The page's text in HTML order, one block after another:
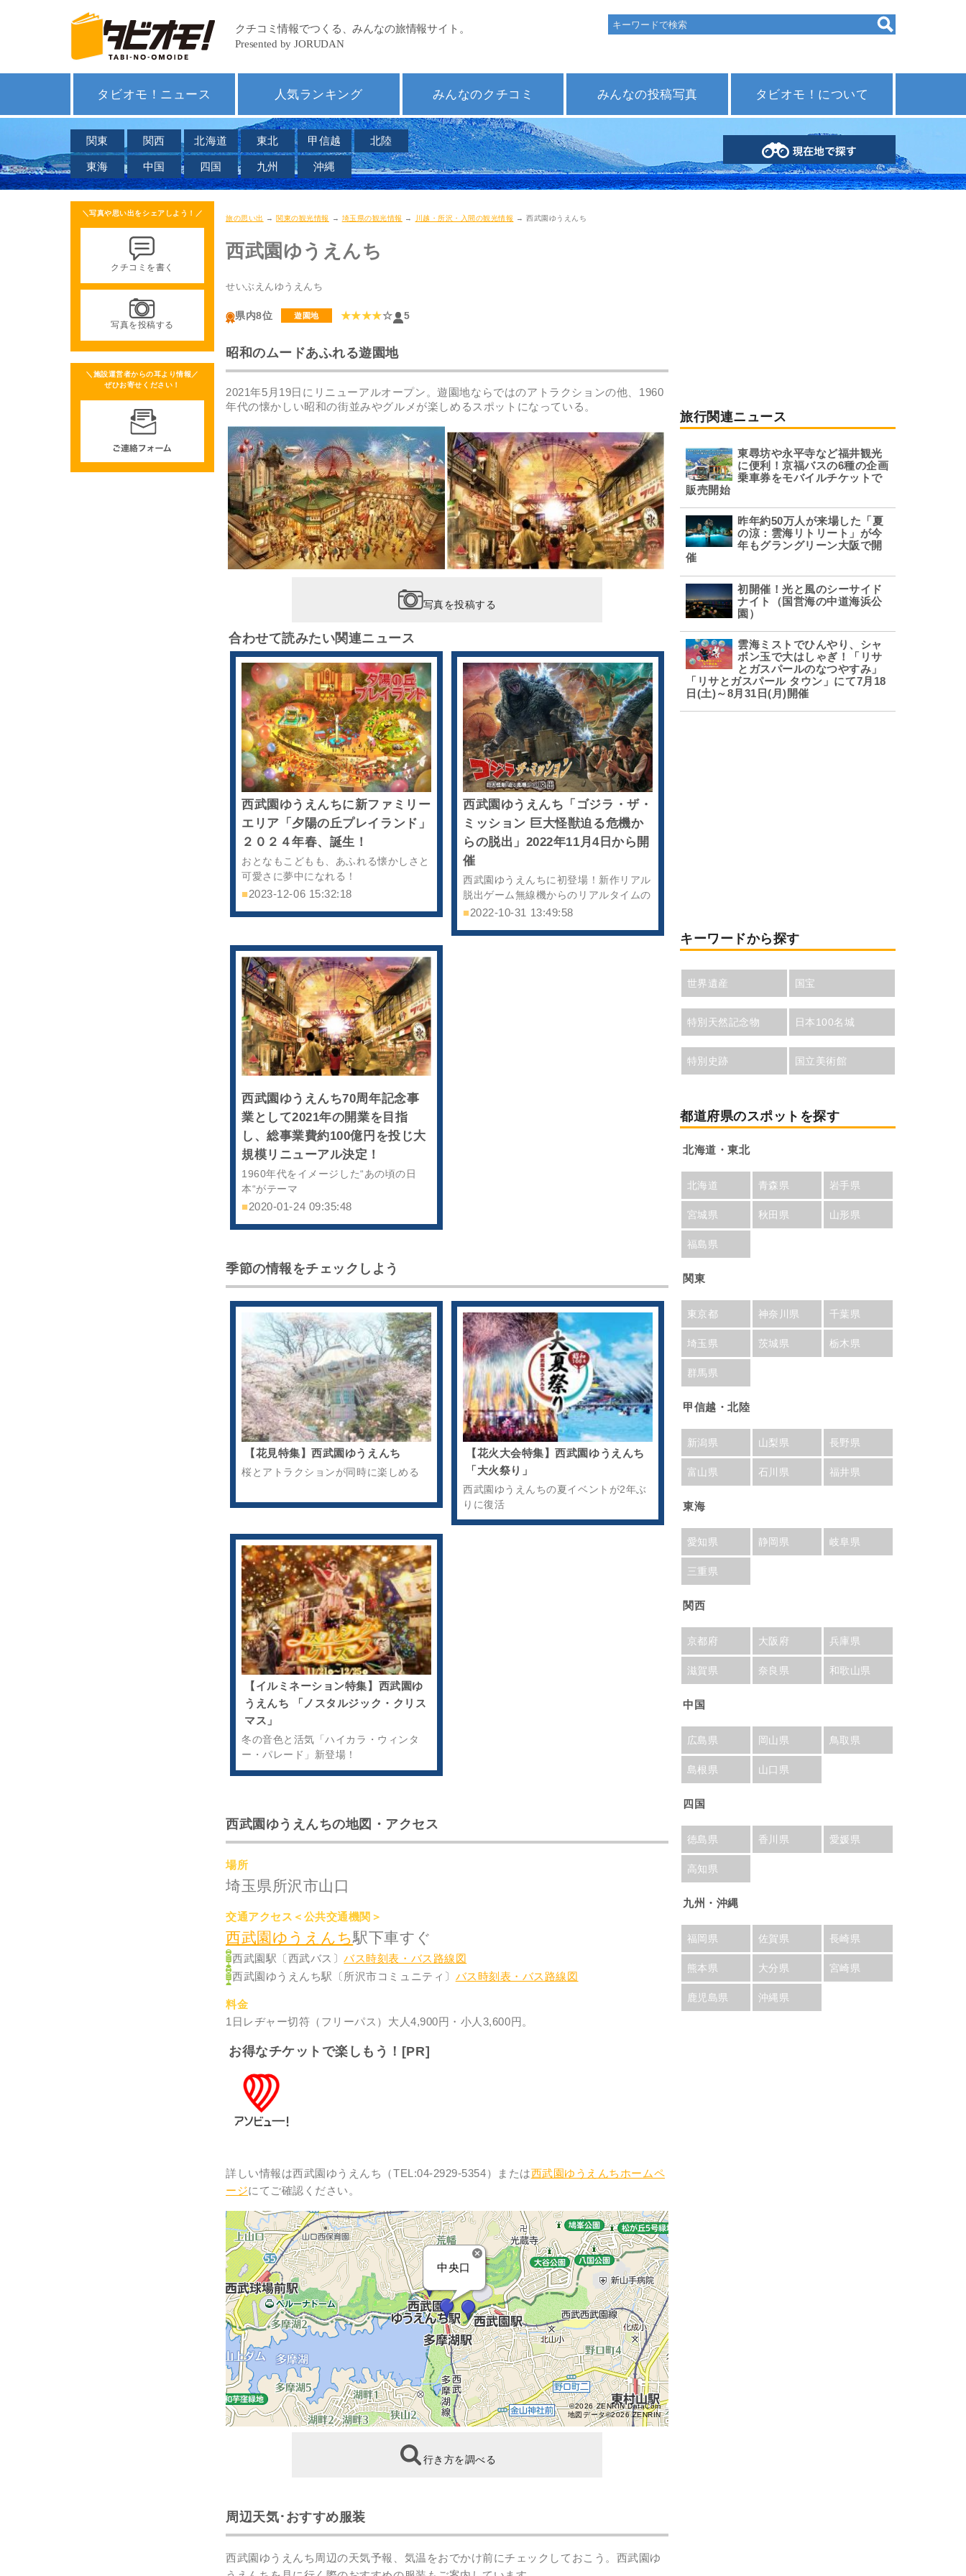
タビオモ！ニュース 人気ランキング みんなのクチコミ みんなの投稿写真 タビオモ！について
関東 関西 北海道 東北 甲信越 北陸
東海 中国 四国 九州 沖縄
旅の思い出 → 関東の観光情報 → 埼玉県の観光情報 → 川越・所沢・入間の観光情報 → 西武園ゆうえんち
西武園ゆうえんち
せいぶえんゆうえんち
県内8位 遊園地 ★★★★☆ 5
昭和のムードあふれる遊園地
2021年5月19日にリニューアルオープン。遊園地ならではのアトラクションの他、1960
年代の懐かしい昭和の街並みやグルメが楽しめるスポットになっている。
写真を投稿する
合わせて読みたい関連ニュース
西武園ゆうえんちに新ファミリー
エリア「夕陽の丘プレイランド」
２０２４年春、誕生！
おとなもこどもも、あふれる懐かしさと
可愛さに夢中になれる！
■2023-12-06 15:32:18
西武園ゆうえんち「ゴジラ・ザ・
ミッション 巨大怪獣迫る危機か
らの脱出」2022年11月4日から開
催
西武園ゆうえんちに初登場！新作リアル
脱出ゲーム無線機からのリアルタイムの
指示をもとに迫りくる危機からの脱出を
■2022-10-31 13:49:58
西武園ゆうえんち70周年記念事
業として2021年の開業を目指
し、総事業費約100億円を投じ大
規模リニューアル決定！
1960年代をイメージした“あの頃の日
本“がテーマ
■2020-01-24 09:35:48
季節の情報をチェックしよう
【花見特集】西武園ゆうえんち
桜とアトラクションが同時に楽しめる
【花火大会特集】西武園ゆうえんち
「大火祭り」
西武園ゆうえんちの夏イベントが2年ぶ
りに復活
【イルミネーション特集】西武園ゆ
うえんち 「ノスタルジック・クリス
マス」
冬の音色と活気「ハイカラ・ウィンタ
ー・パレード」新登場！
西武園ゆうえんちの地図・アクセス
場所
埼玉県所沢市山口
交通アクセス＜公共交通機関＞
西武園ゆうえんち駅下車すぐ
西武園駅〔西武バス〕バス時刻表・バス路線図
西武園ゆうえんち駅〔所沢市コミュニティ〕 バス時刻表・バス路線図
料金
1日レヂャー切符（フリーパス）大人4,900円・小人3,600円。
お得なチケットで楽しもう！ [PR]
詳しい情報は西武園ゆうえんち（TEL:04-2929-5354）または西武園ゆうえんちホームペ
ージにてご確認ください。
中央口
©2026 ZENRIN DataCom
地図データ©2026 ZENRIN
行き方を調べる
周辺天気･おすすめ服装
西武園ゆうえんち周辺の天気予報、気温をおでかけ前にチェックしておこう。西武園ゆ
旅行関連ニュース
東尋坊や永平寺など福井観光
に便利！京福バスの6種の企画
乗車券をモバイルチケットで
販売開始
昨年約50万人が来場した「夏
の涼：雲海リトリート」が今
年もグラングリーン大阪で開
催
初開催！光と風のシーサイド
ナイト（国営海の中道海浜公
園）
雲海ミストでひんやり、シャ
ボン玉で大はしゃぎ！「リサ
とガスパールのなつやすみ」
「リサとガスパール タウン」にて7月18
日(土)～8月31日(月)開催
キーワードから探す
世界遺産 国宝
特別天然記念物 日本100名城
特別史跡 国立美術館
都道府県のスポットを探す
北海道・東北
北海道 青森県 岩手県
宮城県 秋田県 山形県
福島県
関東
東京都 神奈川県 千葉県
埼玉県 茨城県 栃木県
群馬県
甲信越・北陸
新潟県 山梨県 長野県
富山県 石川県 福井県
東海
愛知県 静岡県 岐阜県
三重県
関西
京都府 大阪府 兵庫県
滋賀県 奈良県 和歌山県
中国
広島県 岡山県 鳥取県
島根県 山口県
四国
徳島県 香川県 愛媛県
高知県
九州・沖縄
福岡県 佐賀県 長崎県
熊本県 大分県 宮崎県
鹿児島県 沖縄県
＼写真や思い出をシェアしよう！／
クチコミを書く
写真を投稿する
＼施設運営者からの耳より情報／
ぜひお寄せください！